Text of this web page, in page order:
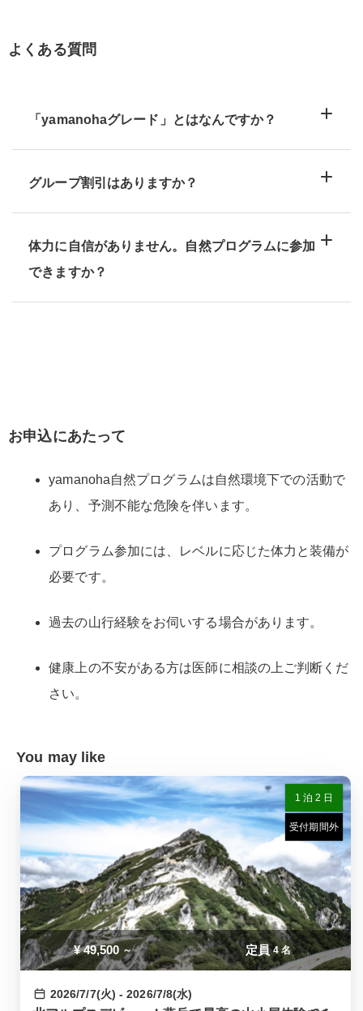
よくある質問
「yamanohaグレード」とはなんですか？
グループ割引はありますか？
体力に自信がありません。自然プログラムに参加
できますか？
お申込にあたって
yamanoha自然プログラムは自然環境下での活動で
あり、予測不能な危険を伴います。
プログラム参加には、レベルに応じた体力と装備が
必要です。
過去の山行経験をお伺いする場合があります。
健康上の不安がある方は医師に相談の上ご判断くだ
さい。
You may like
¥ 49,500 ～ 定員 4 名
1 泊 2 日
受付期間外
2026/7/7(火) - 2026/7/8(水)